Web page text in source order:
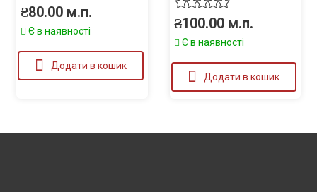
₴80.00 м.п.
Є в наявності
Додати в кошик
₴100.00 м.п.
Є в наявності
Додати в кошик